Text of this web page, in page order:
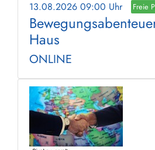
13.08.2026 09:00 Uhr Freie
Haus
ONLINE